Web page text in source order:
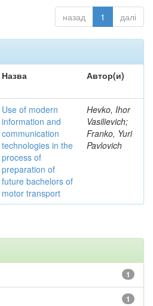
назад 1 далі
Назва Автор(и)
Use of modern
information and
communication
technologies in the
process of
preparation of
future bachelors of
motor transport
Hevko, Ihor
Vasilievich;
Franko, Yuri
Pavlovich
1
1